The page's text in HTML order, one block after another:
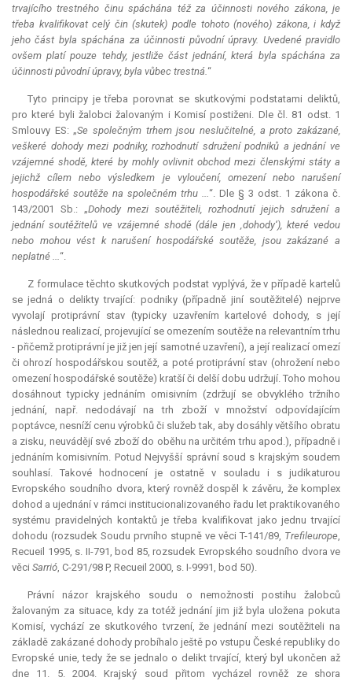
trvajícího trestného činu spáchána též za účinnosti nového zákona, je
třeba kvalifikovat celý čin (skutek) podle tohoto (nového) zákona, i když
jeho část byla spáchána za účinnosti původní úpravy. Uvedené pravidlo
ovšem platí pouze tehdy, jestliže část jednání, která byla spáchána za
účinnosti původní úpravy, byla vůbec trestná.“
Tyto principy je třeba porovnat se skutkovými podstatami deliktů,
pro které byli žalobci žalovaným i Komisí postiženi. Dle čl. 81 odst. 1
Smlouvy ES: „Se společným trhem jsou neslučitelné, a proto zakázané,
veškeré dohody mezi podniky, rozhodnutí sdružení podniků a jednání ve
vzájemné shodě, které by mohly ovlivnit obchod mezi členskými státy a
jejichž cílem nebo výsledkem je vyloučení, omezení nebo narušení
hospodářské soutěže na společném trhu ...“. Dle § 3 odst. 1 zákona č.
143/2001 Sb.: „Dohody mezi soutěžiteli, rozhodnutí jejich sdružení a
jednání soutěžitelů ve vzájemné shodě (dále jen ‚dohody‘), které vedou
nebo mohou vést k narušení hospodářské soutěže, jsou zakázané a
neplatné ...“.
Z formulace těchto skutkových podstat vyplývá, že v případě kartelů
se jedná o delikty trvající: podniky (případně jiní soutěžitelé) nejprve
vyvolají protiprávní stav (typicky uzavřením kartelové dohody, s její
následnou realizací, projevující se omezením soutěže na relevantním trhu
- přičemž protiprávní je již jen její samotné uzavření), a její realizací omezí
či ohrozí hospodářskou soutěž, a poté protiprávní stav (ohrožení nebo
omezení hospodářské soutěže) kratší či delší dobu udržují. Toho mohou
dosáhnout typicky jednáním omisivním (zdržují se obvyklého tržního
jednání, např. nedodávají na trh zboží v množství odpovídajícím
poptávce, nesníží cenu výrobků či služeb tak, aby dosáhly většího obratu
a zisku, neuvádějí své zboží do oběhu na určitém trhu apod.), případně i
jednáním komisivním. Potud Nejvyšší správní soud s krajským soudem
souhlasí. Takové hodnocení je ostatně v souladu i s judikaturou
Evropského soudního dvora, který rovněž dospěl k závěru, že komplex
dohod a ujednání v rámci institucionalizovaného řadu let praktikovaného
systému pravidelných kontaktů je třeba kvalifikovat jako jednu trvající
dohodu (rozsudek Soudu prvního stupně ve věci T-141/89, Trefileurope,
Recueil 1995, s. II-791, bod 85, rozsudek Evropského soudního dvora ve
věci Sarrió, C-291/98 P, Recueil 2000, s. I-9991, bod 50).
Právní názor krajského soudu o nemožnosti postihu žalobců
žalovaným za situace, kdy za totéž jednání jim již byla uložena pokuta
Komisí, vychází ze skutkového tvrzení, že jednání mezi soutěžiteli na
základě zakázané dohody probíhalo ještě po vstupu České republiky do
Evropské unie, tedy že se jednalo o delikt trvající, který byl ukončen až
dne 11. 5. 2004. Krajský soud přitom vycházel rovněž ze shora